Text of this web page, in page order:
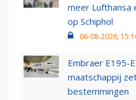
meer Lufthansa
op Schiphol
06-08-2026,
Embraer E195-
maatschappij
bestemmingen